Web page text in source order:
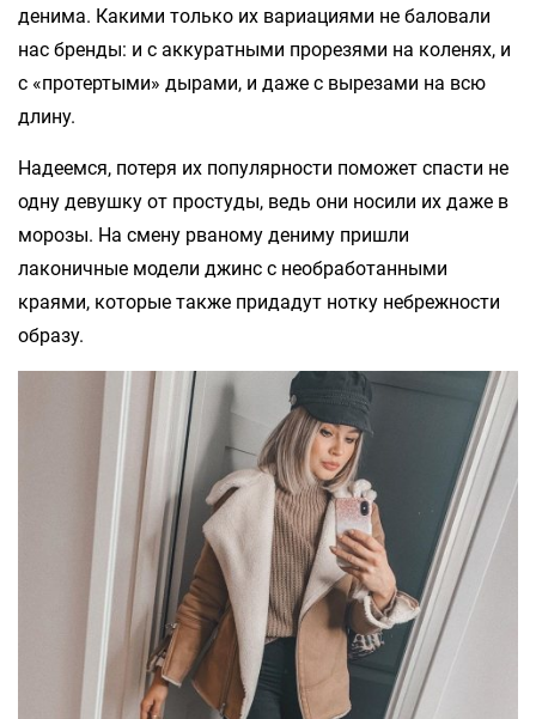
денима. Какими только их вариациями не баловали
нас бренды: и с аккуратными прорезями на коленях, и
с «протертыми» дырами, и даже с вырезами на всю
длину.
Надеемся, потеря их популярности поможет спасти не
одну девушку от простуды, ведь они носили их даже в
морозы. На смену рваному дениму пришли
лаконичные модели джинс с необработанными
краями, которые также придадут нотку небрежности
образу.